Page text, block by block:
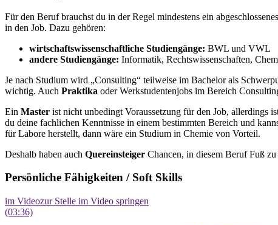
Für den Beruf brauchst du in der Regel mindestens ein abgeschlossenes
in den Job. Dazu gehören:
wirtschaftswissenschaftliche Studiengänge: BWL und VWL
andere Studiengänge: Informatik, Rechtswissenschaften,
Je nach Studium wird „Consulting“ teilweise im Bachelor als
wichtig. Auch Praktika oder Werkstudentenjobs im Bereich
Ein Master ist nicht unbedingt Voraussetzung für den Job, allerdings
du deine fachlichen Kenntnisse in einem bestimmten Bereich und
für Labore herstellt, dann wäre ein Studium in Chemie von Vorteil.
Deshalb haben auch Quereinsteiger Chancen, in diesem Beruf Fuß
Persönliche Fähigkeiten / Soft Skills
im Videozur Stelle im Video springen
(03:36)